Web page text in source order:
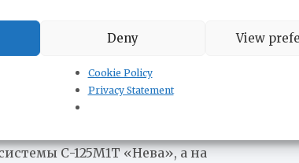
Deny View
Cookie Policy
Privacy Statement
подтверждается не всеми
С-125М1Т «Нева», а на